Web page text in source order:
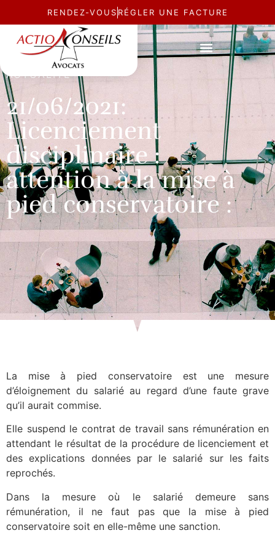
RENDEZ-VOUS RÉGLER UNE FACTURE
ACTUALITÉ
21/06/2021:
Licenciement
disciplinaire :
attention à la mise à
pied conservatoire :
La mise à pied conservatoire est une mesure
d’éloignement du salarié au regard d’une faute grave
qu’il aurait commise.
Elle suspend le contrat de travail sans rémunération en
attendant le résultat de la procédure de licenciement et
des explications données par le salarié sur les faits
reprochés.
Dans la mesure où le salarié demeure sans
rémunération, il ne faut pas que la mise à pied
conservatoire soit en elle-même une sanction.